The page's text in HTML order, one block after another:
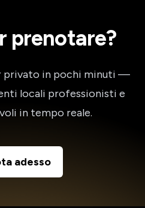
prenotare?
privato in pochi minuti —
locali professionisti e
in tempo reale.
adesso